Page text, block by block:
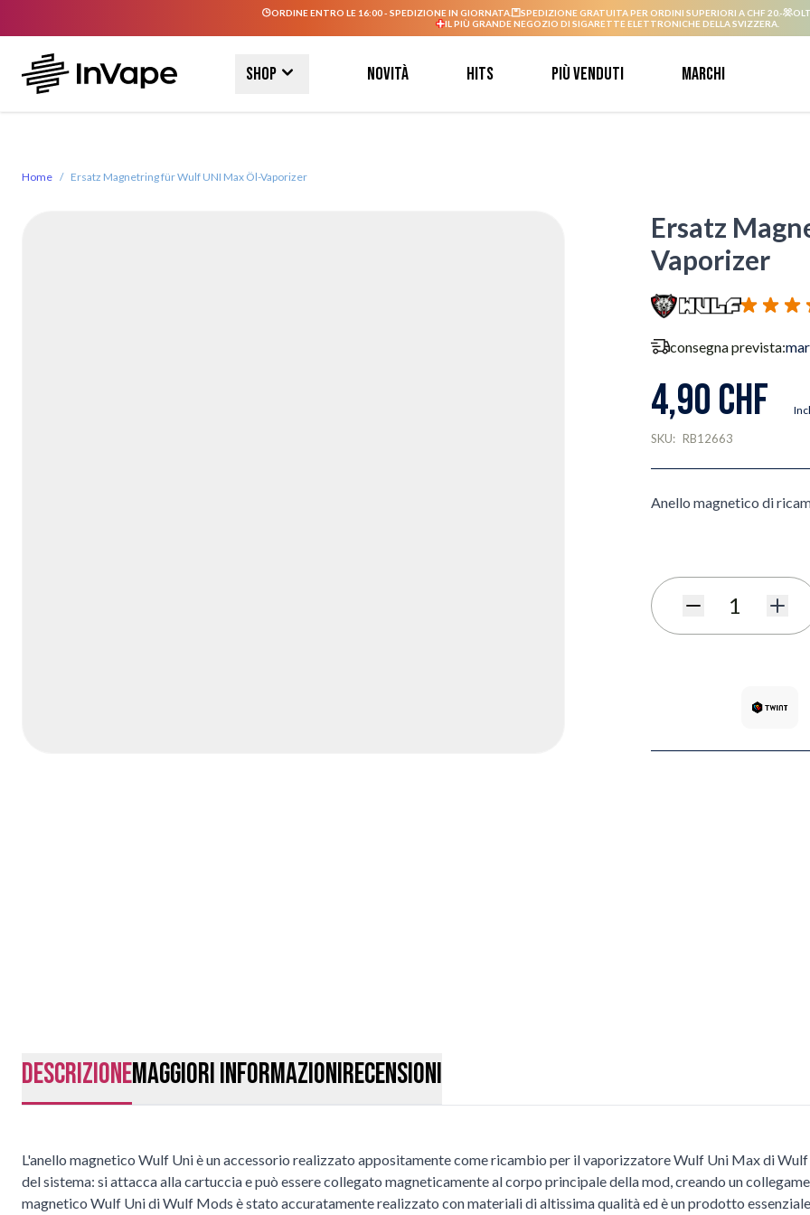
ORDINE ENTRO LE 16:00 - SPEDIZIONE IN GIORNATA. SPEDIZIONE GRATUITA PER ORDINI SUPERIORI A CHF 20.-
IL PIÙ GRANDE NEGOZIO DI SIGARETTE ELETTRONICHE DELLA SVIZZERA.
Shop Novità Hits Più venduti Marchi
Home / Ersatz Magnetring für Wulf UNI Max Öl-Vaporizer
Ersatz
Vaporizer
consegna prevista:
4,90 CHF
SKU: RB12663
Anello magnetico di
Quantità
DescrizioneMaggiori InformazioniRecensioni
L'anello magnetico Wulf Uni è un accessorio realizzato appositamente come ricambio per il vaporizzatore Wulf Uni Max di
del sistema: si attacca alla cartuccia e può essere collegato magneticamente al corpo principale della mod, creando un
magnetico Wulf Uni di Wulf Mods è stato accuratamente realizzato con materiali di altissima qualità ed è un prodotto